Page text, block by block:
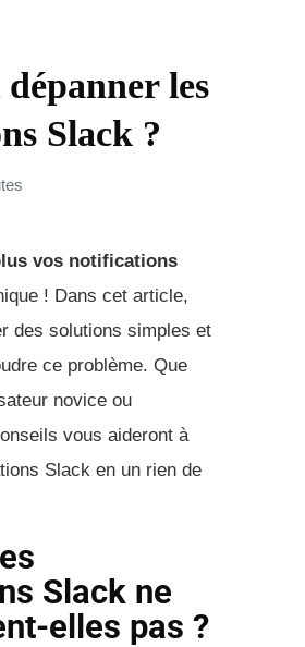
les
Slack ?
vos notifications
! Dans cet article,
des solutions simples et
ce problème. Que
novice ou
vous aideront à
Slack en un rien de
Slack ne
elles pas ?